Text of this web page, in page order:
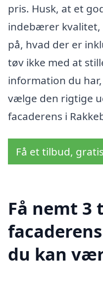
pris. Husk, at et
indebærer
på, hvad der er
tøv ikke med at
information du
vælge den rigtige
facaderens i
Få et tilbud,
Få nemt 3
du kan